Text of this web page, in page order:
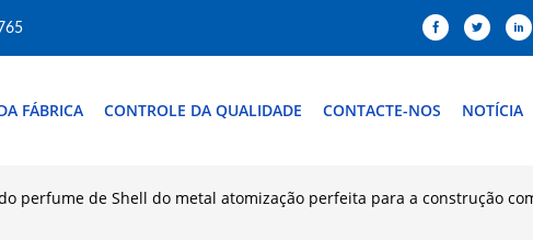
FÁBRICA CONTROLE DA QUALIDADE CONTACTE-NOS NOTÍCIA
perfume de Shell do metal atomização perfeita para a construção